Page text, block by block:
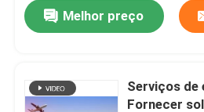
Melhor preço
Serviços de
Fornecer